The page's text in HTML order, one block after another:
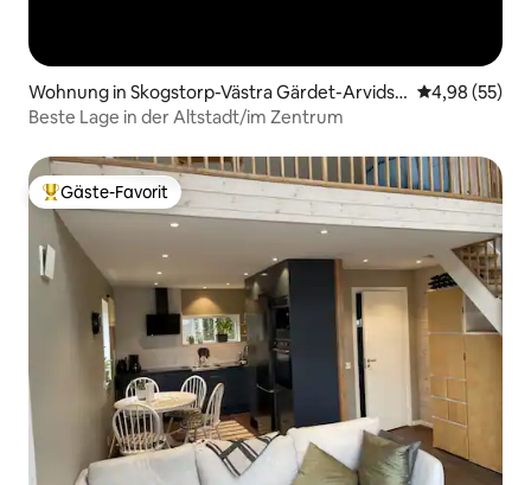
Wohnung in Skogstorp-Västra Gärdet-Arvidst
orp
4,98 (55)
Beste Lage in der Altstadt/im Zentrum
Beliebter Gäste-Favorit.
Gäste-Favorit